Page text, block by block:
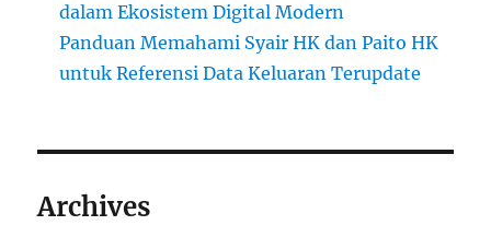
dalam Ekosistem Digital Modern
Panduan Memahami Syair HK dan Paito HK
untuk Referensi Data Keluaran Terupdate
Archives